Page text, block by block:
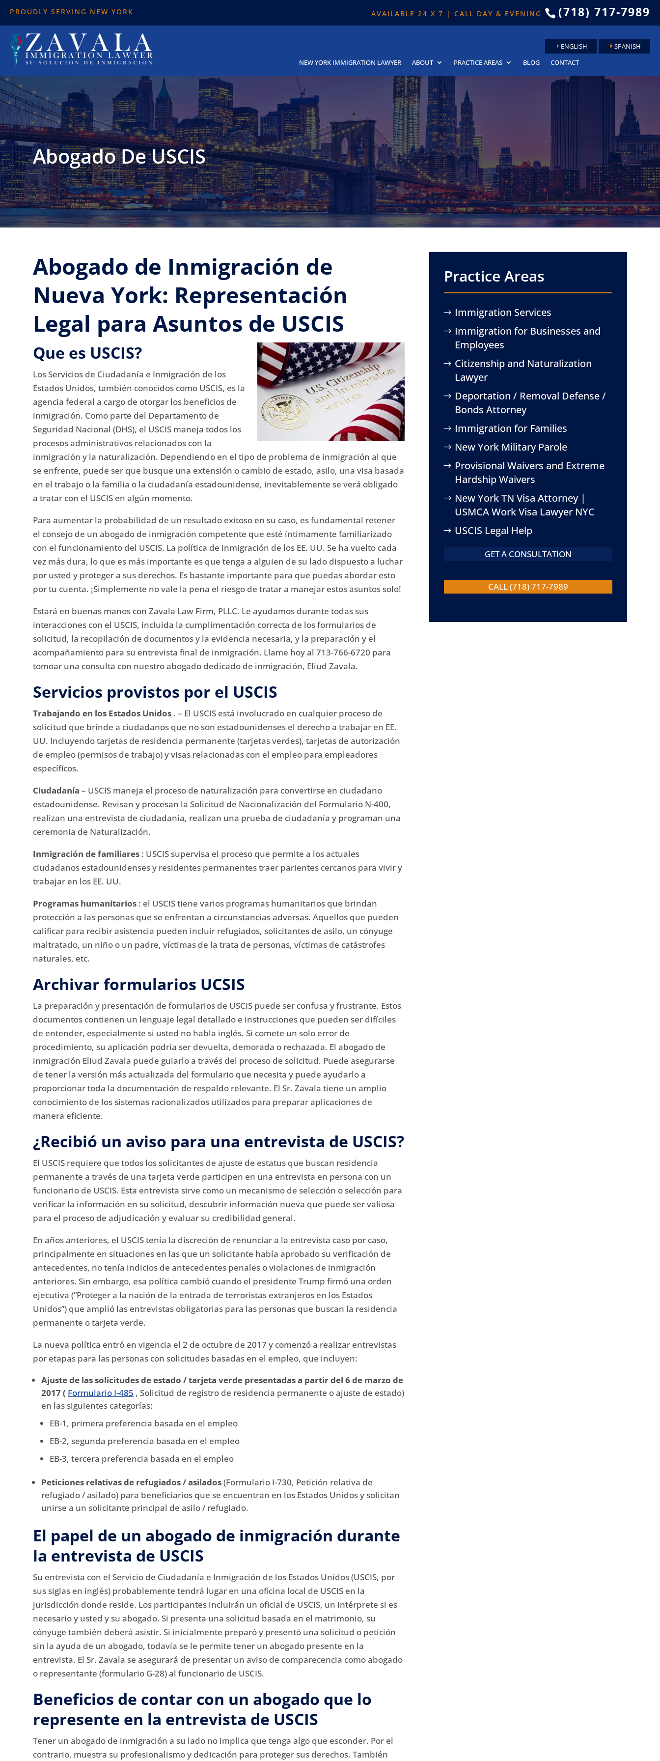
PROUDLY SERVING NEW YORK AVAILABLE 24 X 7 | CALL DAY & EVENING  (718) 717-7989
ENGLISH
SPANISH
NEW YORK IMMIGRATION LAWYER
ABOUT PRACTICE AREAS BLOG CONTACT
Abogado De USCIS
Abogado de Inmigración de
Nueva York: Representación
Legal para Asuntos de USCIS
Que es USCIS?
Los Servicios de Ciudadanía e Inmigración de los
Estados Unidos, también conocidos como USCIS, es la
agencia federal a cargo de otorgar los beneficios de
inmigración. Como parte del Departamento de
Seguridad Nacional (DHS), el USCIS maneja todos los
procesos administrativos relacionados con la
inmigración y la naturalización. Dependiendo en el tipo de problema de inmigración al que
se enfrente, puede ser que busque una extensión o cambio de estado, asilo, una visa basada
en el trabajo o la familia o la ciudadanía estadounidense, inevitablemente se verá obligado
a tratar con el USCIS en algún momento.
Para aumentar la probabilidad de un resultado exitoso en su caso, es fundamental retener
el consejo de un abogado de inmigración competente que esté íntimamente familiarizado
con el funcionamiento del USCIS. La política de inmigración de los EE. UU. Se ha vuelto cada
vez más dura, lo que es más importante es que tenga a alguien de su lado dispuesto a luchar
por usted y proteger a sus derechos. Es bastante importante para que puedas abordar esto
por tu cuenta. ¡Simplemente no vale la pena el riesgo de tratar a manejar estos asuntos solo!
Estará en buenas manos con Zavala Law Firm, PLLC. Le ayudamos durante todas sus
interacciones con el USCIS, incluida la cumplimentación correcta de los formularios de
solicitud, la recopilación de documentos y la evidencia necesaria, y la preparación y el
acompañamiento para su entrevista final de inmigración. Llame hoy al 713-766-6720 para
tomoar una consulta con nuestro abogado dedicado de inmigración, Eliud Zavala.
Servicios provistos por el USCIS
Trabajando en los Estados Unidos . – El USCIS está involucrado en cualquier proceso de
solicitud que brinde a ciudadanos que no son estadounidenses el derecho a trabajar en EE.
UU. Incluyendo tarjetas de residencia permanente (tarjetas verdes), tarjetas de autorización
de empleo (permisos de trabajo) y visas relacionadas con el empleo para empleadores
específicos.
Ciudadanía – USCIS maneja el proceso de naturalización para convertirse en ciudadano
estadounidense. Revisan y procesan la Solicitud de Nacionalización del Formulario N-400,
realizan una entrevista de ciudadanía, realizan una prueba de ciudadanía y programan una
ceremonia de Naturalización.
Inmigración de familiares : USCIS supervisa el proceso que permite a los actuales
ciudadanos estadounidenses y residentes permanentes traer parientes cercanos para vivir y
trabajar en los EE. UU.
Programas humanitarios : el USCIS tiene varios programas humanitarios que brindan
protección a las personas que se enfrentan a circunstancias adversas. Aquellos que pueden
calificar para recibir asistencia pueden incluir refugiados, solicitantes de asilo, un cónyuge
maltratado, un niño o un padre, víctimas de la trata de personas, víctimas de catástrofes
naturales, etc.
Archivar formularios UCSIS
La preparación y presentación de formularios de USCIS puede ser confusa y frustrante. Estos
documentos contienen un lenguaje legal detallado e instrucciones que pueden ser difíciles
de entender, especialmente si usted no habla inglés. Si comete un solo error de
procedimiento, su aplicación podría ser devuelta, demorada o rechazada. El abogado de
inmigración Eliud Zavala puede guiarlo a través del proceso de solicitud. Puede asegurarse
de tener la versión más actualizada del formulario que necesita y puede ayudarlo a
proporcionar toda la documentación de respaldo relevante. El Sr. Zavala tiene un amplio
conocimiento de los sistemas racionalizados utilizados para preparar aplicaciones de
manera eficiente.
¿Recibió un aviso para una entrevista de USCIS?
El USCIS requiere que todos los solicitantes de ajuste de estatus que buscan residencia
permanente a través de una tarjeta verde participen en una entrevista en persona con un
funcionario de USCIS. Esta entrevista sirve como un mecanismo de selección o selección para
verificar la información en su solicitud, descubrir información nueva que puede ser valiosa
para el proceso de adjudicación y evaluar su credibilidad general.
En años anteriores, el USCIS tenía la discreción de renunciar a la entrevista caso por caso,
principalmente en situaciones en las que un solicitante había aprobado su verificación de
antecedentes, no tenía indicios de antecedentes penales o violaciones de inmigración
anteriores. Sin embargo, esa política cambió cuando el presidente Trump firmó una orden
ejecutiva (“Proteger a la nación de la entrada de terroristas extranjeros en los Estados
Unidos”) que amplió las entrevistas obligatorias para las personas que buscan la residencia
permanente o tarjeta verde.
La nueva política entró en vigencia el 2 de octubre de 2017 y comenzó a realizar entrevistas
por etapas para las personas con solicitudes basadas en el empleo, que incluyen:
Ajuste de las solicitudes de estado / tarjeta verde presentadas a partir del 6 de marzo de
2017 ( Formulario I-485 , Solicitud de registro de residencia permanente o ajuste de estado)
en las siguientes categorías:
EB-1, primera preferencia basada en el empleo
EB-2, segunda preferencia basada en el empleo
EB-3, tercera preferencia basada en el empleo
Peticiones relativas de refugiados / asilados(Formulario I-730, Petición relativa de
refugiado / asilado) para beneficiarios que se encuentran en los Estados Unidos y solicitan
unirse a un solicitante principal de asilo / refugiado.
El papel de un abogado de inmigración durante
la entrevista de USCIS
Su entrevista con el Servicio de Ciudadanía e Inmigración de los Estados Unidos (USCIS, por
sus siglas en inglés) probablemente tendrá lugar en una oficina local de USCIS en la
jurisdicción donde reside. Los participantes incluirán un oficial de USCIS, un intérprete si es
necesario y usted y su abogado. Si presenta una solicitud basada en el matrimonio, su
cónyuge también deberá asistir. Si inicialmente preparó y presentó una solicitud o petición
sin la ayuda de un abogado, todavía se le permite tener un abogado presente en la
entrevista. El Sr. Zavala se asegurará de presentar un aviso de comparecencia como abogado
o representante (formulario G-28) al funcionario de USCIS.
Beneficios de contar con un abogado que lo
represente en la entrevista de USCIS
Tener un abogado de inmigración a su lado no implica que tenga algo que esconder. Por el
contrario, muestra su profesionalismo y dedicación para proteger sus derechos. También
Practice Areas
Immigration Services
Immigration for Businesses and
Employees
Citizenship and Naturalization
Lawyer
Deportation / Removal Defense /
Bonds Attorney
Immigration for Families
New York Military Parole
Provisional Waivers and Extreme
Hardship Waivers
New York TN Visa Attorney |
USMCA Work Visa Lawyer NYC
USCIS Legal Help
GET A CONSULTATION
CALL (718) 717-7989